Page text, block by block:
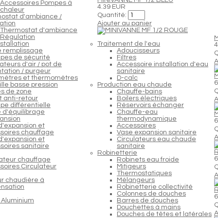
Accessoires Pompes à
chaleur
d'ambiance /
Thermostat d'ambiance
Régulation
remplissage
de sécurité
d'air / pot de
/ purgeur
et thermomètres
basse pression
de zone
anti-retour
différentielle
d'équilibrage
et
chauffage
et
sanitaire
chauffage
Circulateur
chaudière à
Traitement de l'eau
Adoucisseurs
Filtres
Accessoire installation d'eau
sanitaire
D-calc
Production eau chaude
Chauffe-bains
Boilers électriques
Réservoirs échanger
Chauffe-eau
thermodynamique
Accessoires
Vase expansion sanitaire
Circulateurs eau chaude
sanitaire
Robinetterie
Robinets eau froide
Mitigeurs
Thermostatiques
Mélangeurs
Robinetterie collectivité
Colonnes de douches
Barres de douches
Douchettes à mains
Douches de têtes et latérales
4.39 EUR
Quantité:
Ajouter au panier